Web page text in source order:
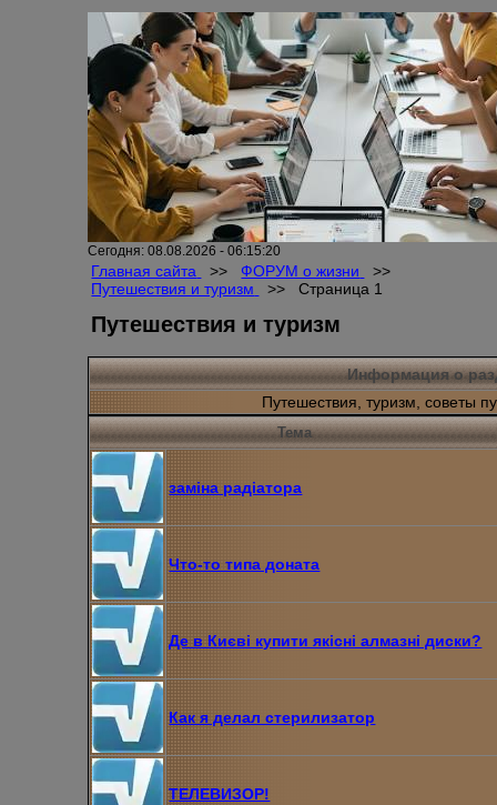
Сегодня: 08.08.2026 - 06:15:20
Главная сайта >> ФОРУМ о жизни
>>
Путешествия и туризм
>>Страница 1
Путешествия и туризм
Информация о
Путешествия, туризм, советы
Тема
заміна радіатора
Что-то типа доната
Де в Києві купити якісні алмазні диски?
Как я делал стерилизатор
ТЕЛЕВИЗОР!